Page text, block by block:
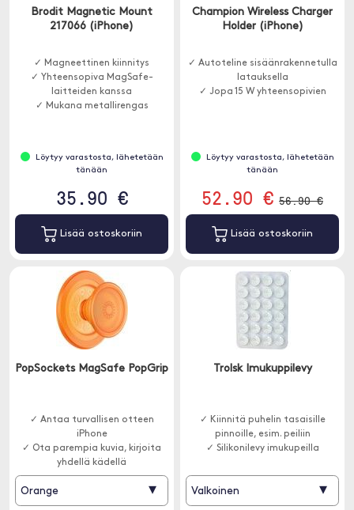
Brodit Magnetic Mount
217066 (iPhone)
✓ Magneettinen kiinnitys
✓ Yhteensopiva MagSafe-
laitteiden kanssa
✓ Mukana metallirengas
Löytyy varastosta, lähetetään
tänään
35.90 €
Lisää ostoskoriin
Champion Wireless Charger
Holder (iPhone)
✓ Autoteline sisäänrakennetulla
latauksella
✓ Jopa 15 W yhteensopivien
Löytyy varastosta, lähetetään
tänään
52.90 € 56.90 €
Lisää ostoskoriin
PopSockets MagSafe PopGrip
✓ Antaa turvallisen otteen
iPhone
✓ Ota parempia kuvia, kirjoita
yhdellä kädellä
Orange ▾
Trolsk Imukuppilevy
✓ Kiinnitä puhelin tasaisille
pinnoille, esim. peiliin
✓ Silikonilevy imukupeilla
Valkoinen ▾